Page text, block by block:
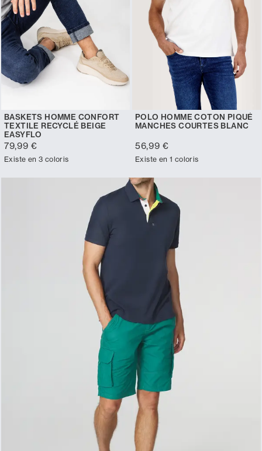
BASKETS HOMME CONFORT
TEXTILE RECYCLÉ BEIGE
EASYFLO
79,99 €
Existe en 3 coloris
POLO HOMME COTON PIQUÉ
MANCHES COURTES BLANC
56,99 €
Existe en 1 coloris